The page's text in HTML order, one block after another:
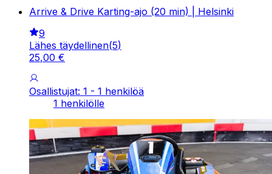
Arrive & Drive Karting-ajo (20 min) | Helsinki
9
Lähes täydellinen(5)
25,00 €
Osallistujat: 1 - 1 henkilöä
1 henkilölle